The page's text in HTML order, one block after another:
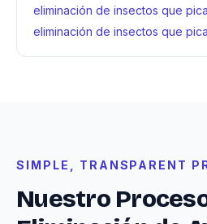
eliminación de insectos que
eliminación de insectos que
SIMPLE, TRANSPARENT
Nuestro